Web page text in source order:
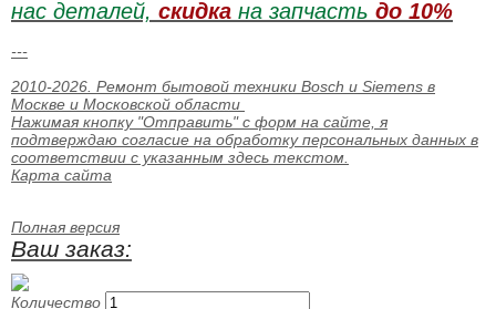
нас деталей, скидка на запчасть до 10%
---
2010-2026. Ремонт бытовой техники Bosch и Siemens в
Москве и Московской области
Нажимая кнопку "Отправить" c форм на сайте, я
подтверждаю согласие на обработку персональных данных в
соответствии с указанным здесь текстом
Карта сайта
Полная версия
Ваш заказ:
Количество